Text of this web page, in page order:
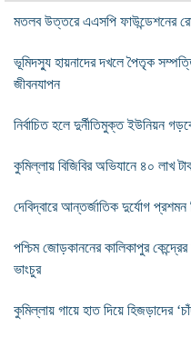
মতলব উত্তরে এএসপি ফাউন্ডেশনের
ভূমিদস্যু হায়নাদের দখলে পৈতৃক
জীবনযাপন
নির্বাচিত হলে দুর্নীতিমুক্ত ইউনিয়ন
কুমিল্লায় বিজিবির অভিযানে ৪০ লাখ
দেবিদ্বারে আন্তর্জাতিক দুর্যোগ প্রশমন
পশ্চিম জোড়কাননের কালিকাপুর
ভাংচুর
কুমিল্লায় গায়ে হাত দিয়ে হিজড়াদের